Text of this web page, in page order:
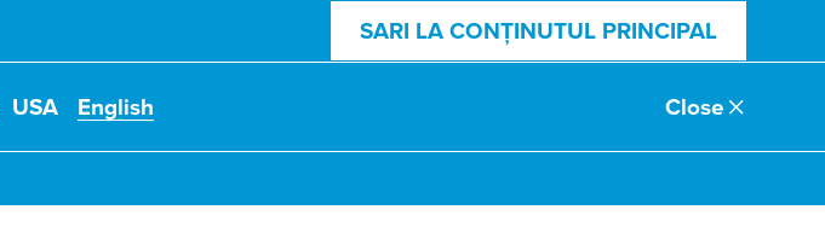
SARI LA CONȚINUTUL PRINCIPAL
USA English Close